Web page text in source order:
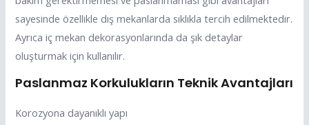
sayesinde özellikle dış mekanlarda sıklıkla tercih edilmektedir.
Ayrıca iç mekan dekorasyonlarında da şık detaylar
oluşturmak için kullanılır.
Paslanmaz Korkulukların Teknik Avantajları
Korozyona dayanıklı yapı